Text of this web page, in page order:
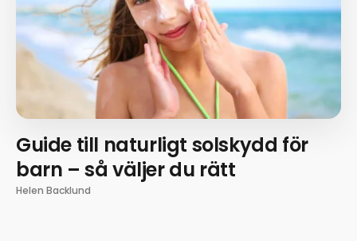
Guide till naturligt solskydd för
barn – så väljer du rätt
Helen Backlund